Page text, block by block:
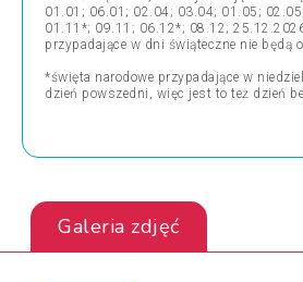
01.01; 06.01; 02.04; 03.04; 01.05;
01.11*; 09.11; 06.12*; 08.12;
przypadające w dni świąteczne nie będą
*święta narodowe przypadające w
dzień powszedni, więc jest to też dzień
Galeria zdjęć